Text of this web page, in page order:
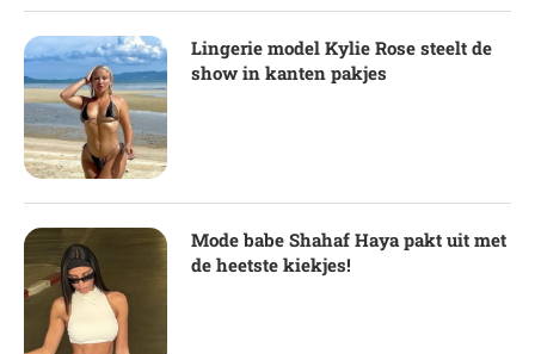
Lingerie model Kylie Rose steelt de
show in kanten pakjes
Mode babe Shahaf Haya pakt uit met
de heetste kiekjes!